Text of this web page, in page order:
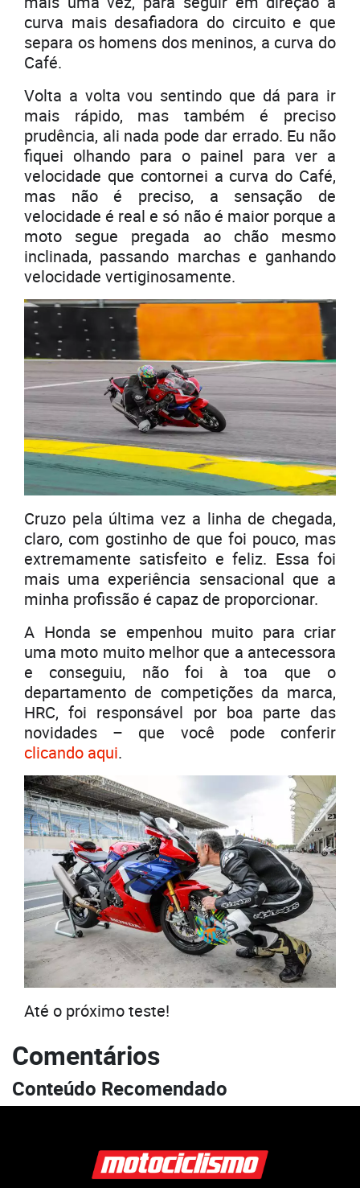
curva mais desafiadora do circuito e que
separa os homens dos meninos, a curva do
Café.
Volta a volta vou sentindo que dá para ir
mais rápido, mas também é preciso
prudência, ali nada pode dar errado. Eu não
fiquei olhando para o painel para ver a
velocidade que contornei a curva do Café,
mas não é preciso, a sensação de
velocidade é real e só não é maior porque a
moto segue pregada ao chão mesmo
inclinada, passando marchas e ganhando
velocidade vertiginosamente.
Cruzo pela última vez a linha de chegada,
claro, com gostinho de que foi pouco, mas
extremamente satisfeito e feliz. Essa foi
mais uma experiência sensacional que a
minha profissão é capaz de proporcionar.
A Honda se empenhou muito para criar
uma moto muito melhor que a antecessora
e conseguiu, não foi à toa que o
departamento de competições da marca,
HRC, foi responsável por boa parte das
novidades – que você pode conferir
clicando aqui.
Até o próximo teste!
Comentários
Conteúdo Recomendado